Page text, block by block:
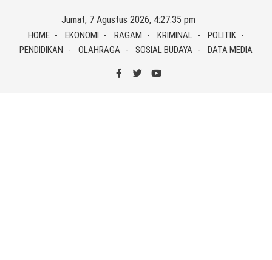
content
Jumat, 7 Agustus 2026, 4:27:35 pm
HOME EKONOMI RAGAM KRIMINAL
POLITIK
PENDIDIKAN
OLAHRAGA SOSIAL BUDAYA DATA MEDIA